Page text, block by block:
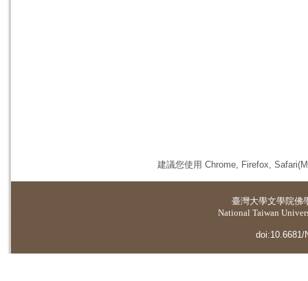
建議您使用 Chrome, Firefox,
臺灣大學文學院佛
National Taiwan
doi:10.6681/